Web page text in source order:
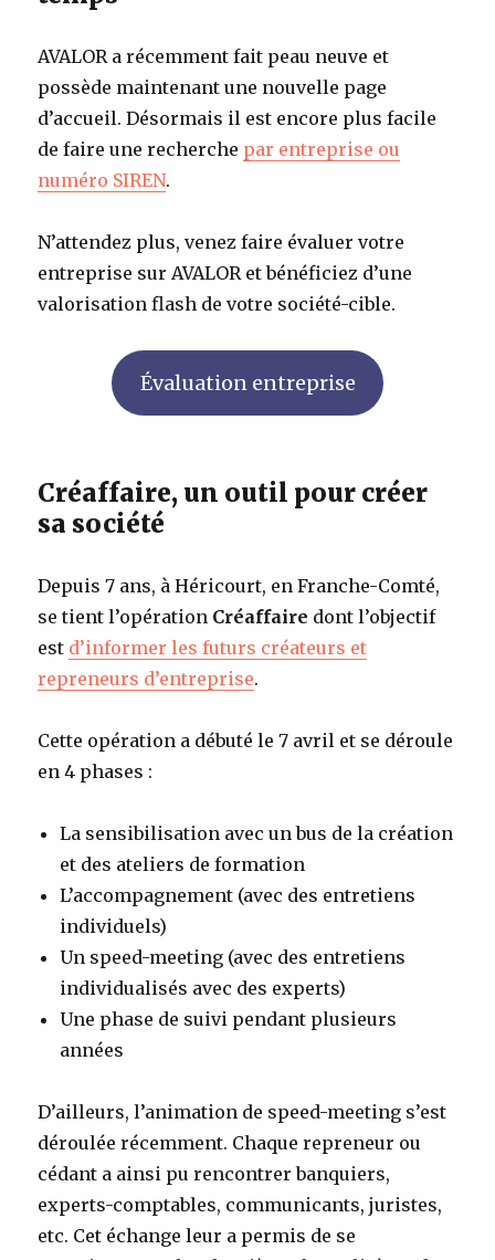
AVALOR a récemment fait peau neuve et
possède maintenant une nouvelle page
d’accueil. Désormais il est encore plus facile
de faire une recherche par entreprise ou
numéro SIREN.
N’attendez plus, venez faire évaluer votre
entreprise sur AVALOR et bénéficiez d’une
valorisation flash de votre société-cible.
Évaluation entreprise
Créaffaire, un outil pour créer
sa société
Depuis 7 ans, à Héricourt, en Franche-Comté,
se tient l’opération Créaffaire dont l’objectif
est d’informer les futurs créateurs et
repreneurs d’entreprise.
Cette opération a débuté le 7 avril et se déroule
en 4 phases :
La sensibilisation avec un bus de la création
et des ateliers de formation
L’accompagnement (avec des entretiens
individuels)
Un speed-meeting (avec des entretiens
individualisés avec des experts)
Une phase de suivi pendant plusieurs
années
D’ailleurs, l’animation de speed-meeting s’est
déroulée récemment. Chaque repreneur ou
cédant a ainsi pu rencontrer banquiers,
experts-comptables, communicants, juristes,
etc. Cet échange leur a permis de se